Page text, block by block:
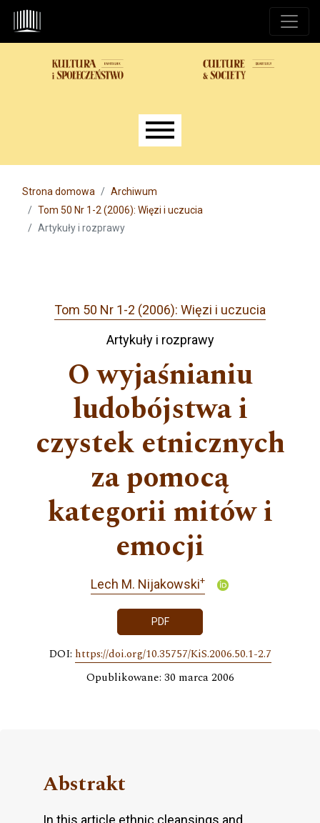
Przejdź do głównego menu
Przejdź do sekcji głównej
Przejdź do stopki
Main menu
Strona domowa
Archiwum
Tom 50 Nr 1-2 (2006): Więzi i uczucia
Artykuły i rozprawy
Tom 50 Nr 1-2 (2006): Więzi i uczucia
Artykuły i rozprawy
O wyjaśnianiu
ludobójstwa i
czystek etnicznych
za pomocą
kategorii mitów i
emocji
Lech M. Nijakowski+
PDF
DOI: https://doi.org/10.35757/KiS.2006.50.1-2.7
Opublikowane: 30 marca 2006
Abstrakt
In this article ethnic cleansings and